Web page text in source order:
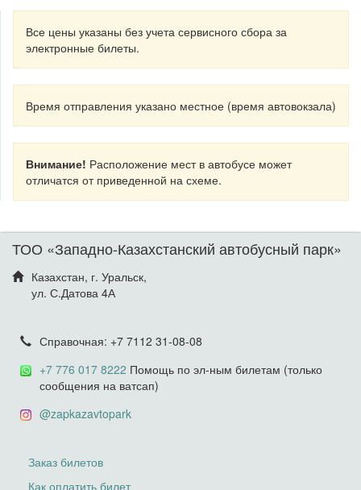
Все цены указаны без учета сервисного сбора за
электронные билеты.
Время отправления указано местное (время автовокзала)
Внимание! Расположение мест в автобусе может
отличатся от приведенной на схеме.
ТОО «Западно-Казахстанский автобусный парк»
Казахстан, г. Уральск,
ул. С.Датова 4А
Справочная: +7 7112 31-08-08
+7 776 017 8222 Помощь по эл-ным билетам (только
сообщения на ватсап)
@zapkazavtopark
Заказ билетов
Как оплатить билет